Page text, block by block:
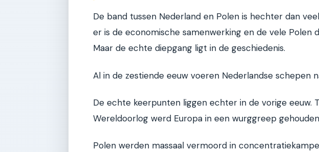
De band tussen Nederland en Polen is hechter dan
er is de economische samenwerking en de vele Polen
Maar de echte diepgang ligt in de geschiedenis.
Al in de zestiende eeuw voeren Nederlandse schepen
De echte keerpunten liggen echter in de vorige eeuw.
Wereldoorlog werd Europa in een wurggreep
Polen werden massaal vermoord in